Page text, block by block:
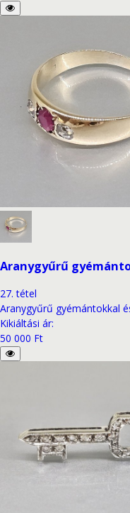
Aranygyűrű
27. tétel
Aranygyűrű gyémántokkal
Kikiáltási ár:
50 000 Ft